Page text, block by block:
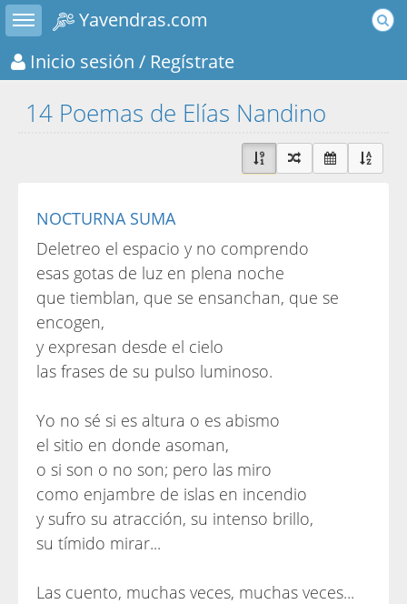
Toggle sidebar
Yavendras.com
Inicio sesión / Regístrate
14 Poemas de Elías Nandino
NOCTURNA SUMA
Deletreo el espacio y no comprendo
esas gotas de luz en plena noche
que tiemblan, que se ensanchan, que se
encogen,
y expresan desde el cielo
las frases de su pulso luminoso.
Yo no sé si es altura o es abismo
el sitio en donde asoman,
o si son o no son; pero las miro
como enjambre de islas en incendio
y sufro su atracción, su intenso brillo,
su tímido mirar...
Las cuento, muchas veces, muchas veces...